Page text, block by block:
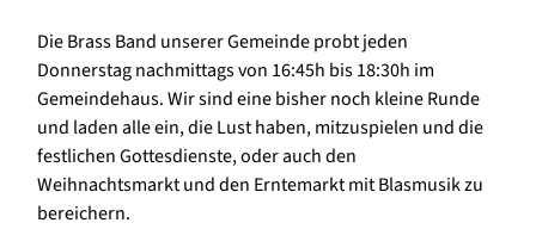
Die Brass Band unserer Gemeinde probt jeden
Donnerstag nachmittags von 16:45h bis 18:30h im
Gemeindehaus. Wir sind eine bisher noch kleine Runde
und laden alle ein, die Lust haben, mitzuspielen und die
festlichen Gottesdienste, oder auch den
Weihnachtsmarkt und den Erntemarkt mit Blasmusik zu
bereichern.